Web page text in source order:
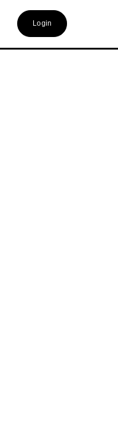
Login